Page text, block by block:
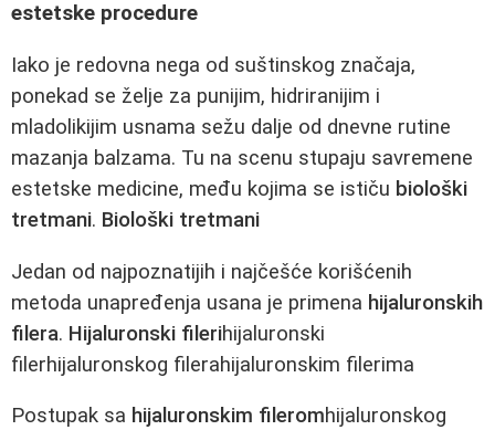
estetske procedure
Iako je redovna nega od suštinskog značaja,
ponekad se želje za punijim, hidriranijim i
mladolikijim usnama sežu dalje od dnevne rutine
mazanja balzama. Tu na scenu stupaju savremene
estetske medicine, među kojima se ističu biološki
tretmani. Biološki tretmani
Jedan od najpoznatijih i najčešće korišćenih
metoda unapređenja usana je primena hijaluronskih
filera. Hijaluronski filerihijaluronski
filerhijaluronskog filerahijaluronskim filerima
Postupak sa hijaluronskim fileromhijaluronskog